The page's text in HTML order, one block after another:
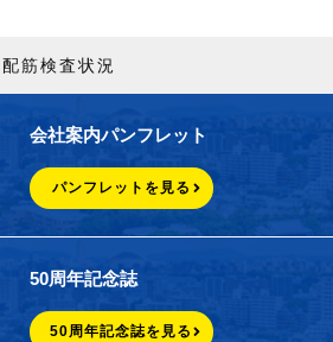
筋検査状況
会社案内パンフレット
パンフレットを見る
50周年記念誌
50周年記念誌を見る